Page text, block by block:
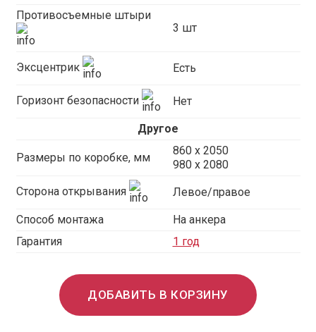
Противосъемные штыри
3 шт
Эксцентрик Есть
Горизонт безопасности Нет
Другое
Размеры по коробке, мм
860 х 2050
980 x 2080
Сторона открывания Левое/правое
Способ монтажа
На анкера
Гарантия
1 год
ДОБАВИТЬ В КОРЗИНУ